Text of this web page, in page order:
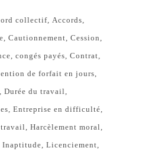
collectif Accords
Cautionnement Cession
congés payés Contrat
de forfait en jours
Durée du travail
Entreprise en difficulté
travail Harcèlement moral
Inaptitude Licenciement